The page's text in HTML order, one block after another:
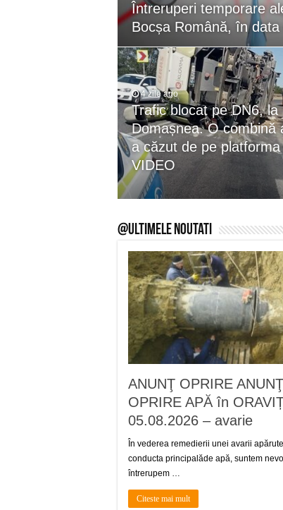
Întreruperi temporare
Bocșa Română, în
4 zile ago
Trafic blocat pe DN6, la
Domașnea. O combină
a căzut de pe
VIDEO
@Ultimele Noutati
ANUNŢ OPRIRE ANUNŢ
OPRIRE APĂ în
05.08.2026 – avarie
În vederea remedierii unei avarii
conducta principalăde apă, suntem
întrerupem …
Citeste mai mult